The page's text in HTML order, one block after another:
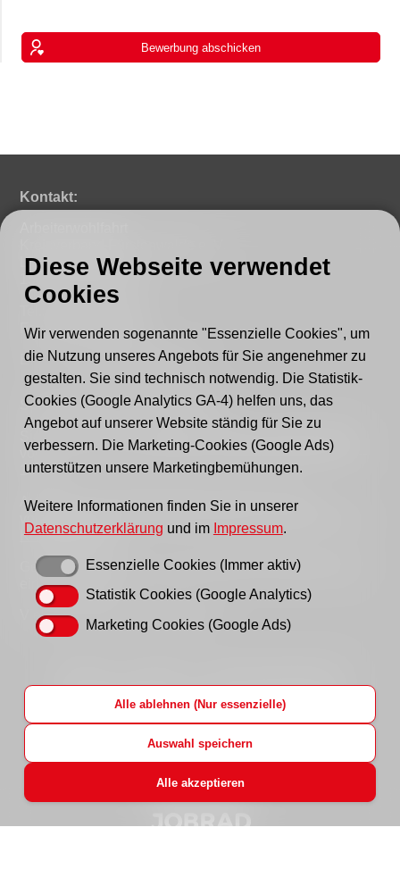
Bewerbung abschicken
Kontakt:
Lindenstraße 46
15517 Fürstenwalde
Fax: 03361 - 592221
E-mail:post@awo-fuewa.de
Sprechzeiten Geschäftsstelle:
Sie erreichen uns persönlich telefonisch donnerstags
von 9–12 Uhr bzw. dienstags und donnerstags von 14–
16 Uhr.
Außerhalb der Sprechzeiten erreichen Sie uns
Kontaktformular.
Gern können Sie uns auch einen Brief schreiben oder
ein Fax senden.
Vielen Dank für Ihr Verständnis!
Hinweisgeberportal
AWO LAG Brandenburg
AWO Bundesverband
AWO Jobs Login
Diese Webseite verwendet
Cookies
Wir verwenden sogenannte "Essenzielle Cookies", um
die Nutzung unseres Angebots für Sie angenehmer zu
gestalten. Sie sind technisch notwendig. Die Statistik-
Cookies (Google Analytics GA-4) helfen uns, das
Angebot auf unserer Website ständig für Sie zu
verbessern. Die Marketing-Cookies (Google Ads)
unterstützen unsere Marketingbemühungen.
Weitere Informationen finden Sie in unserer
Datenschutzerklärung und im Impressum.
Essenzielle Cookies (Immer aktiv)
Statistik Cookies (Google Analytics)
Marketing Cookies (Google Ads)
Alle ablehnen (Nur essenzielle)
Auswahl speichern
Alle akzeptieren